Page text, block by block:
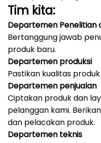
Tim kita:
Departemen Penelitian
Bertanggung jawab
produk baru.
Departemen produksi
Pastikan kualitas
Departemen penjualan
Ciptakan produk dan
pelanggan kami.
dan pelacakan produk.
Departemen teknis